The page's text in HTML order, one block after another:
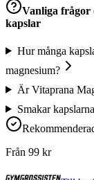
Vanliga frågor
kapslar
Hur många
magnesium?
Är Vitaprana
Smakar
Från 99 kr